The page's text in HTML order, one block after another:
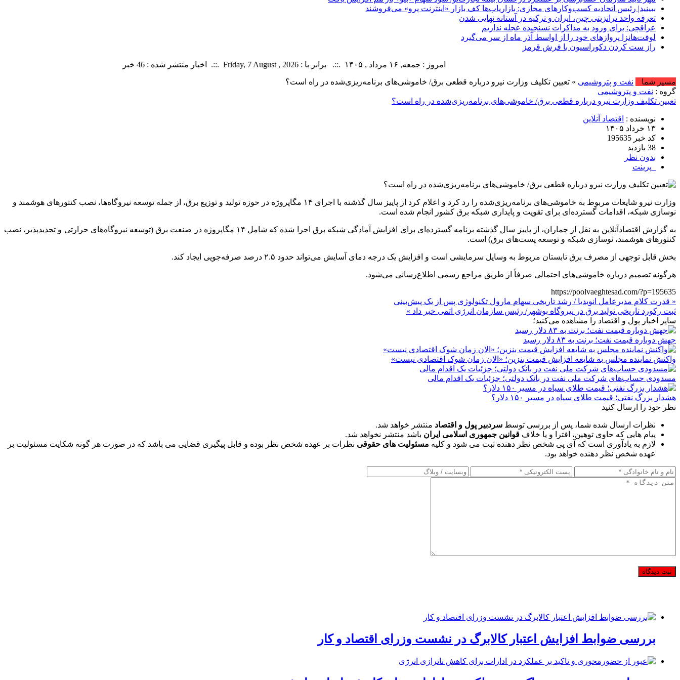
ببینید| رئیس اتحادیه کسب‌وکارهای مجازی: بازاریاب‌ها کف بازار «اینترنت پرو» می‌فروشند
تعرفه واحد ترانزیتی چین، ایران و ترکیه در آستانه نهایی شدن
عراقچی: برای ورود به مذاکرات نسنجیده عجله نداریم
لوفت‌هانزا پروازهای خود را از اواسط آذر ماه از سر می‌گیرد
راز ست کردن دکوراسیون با فرش قرمز
امروز : جمعه, ۱۶ مرداد , ۱۴۰۵ .::. برابر با : Friday, 7 August , 2026 .::. اخبار منتشر شده : 46 خبر
مسیر شما
نفت و پتروشیمی » تعیین تکلیف وزارت نیرو درباره قطعی برق/ خاموشی‌های برنامه‌ریزی‌شده در راه است؟
گروه : نفت و پتروشیمی
تعیین تکلیف وزارت نیرو درباره قطعی برق/ خاموشی‌های برنامه‌ریزی‌شده در راه است؟
نویسنده : اقتصاد آنلاین
۱۳ خرداد ۱۴۰۵
کد خبر 195635
38 بازدید
بدون نظر
پرینت
وزارت نیرو شایعات مربوط به خاموشی‌های برنامه‌ریزی‌شده را رد کرد و اعلام کرد از پاییز سال گذشته با اجرای ۱۴ مگاپروژه در حوزه تولید و توزیع برق، از جمله توسعه نیروگاه‌ها، نصب کنتور‌های هوشمند و
نوسازی شبکه، اقدامات گسترده‌ای برای تقویت و پایداری شبکه برق کشور انجام شده است.
به گزارش اقتصادآنلاین به نقل از جماران، از پاییز سال گذشته برنامه گسترده‌ای برای افزایش آمادگی شبکه برق اجرا شده که شامل ۱۴ مگاپروژه در صنعت برق (توسعه نیروگاه‌های حرارتی و تجدیدپذیر، نصب
کنتور‌های هوشمند، نوسازی شبکه و توسعه پست‌های برق) است.
بخش قابل توجهی از مصرف برق تابستان مربوط به وسایل سرمایشی است و افزایش یک درجه دمای آسایش می‌تواند حدود ۲.۵ درصد صرفه‌جویی ایجاد کند.
هرگونه تصمیم درباره خاموشی‌های احتمالی صرفاً از طریق مراجع رسمی اطلاع‌رسانی می‌شود.
https://poolvaeghtesad.com/?p=195635
« قدرت کلام مدیرعامل انویدیا / رشد تاریخی سهام مارول تکنولوژی پس از یک پیش‌بینی
ثبت رکورد تاریخی تولید برق در نیروگاه بوشهر/ رئیس سازمان انرژی اتمی خبر داد »
سایر اخبار پول و اقتصاد را مشاهده می‌کنید؛
جهش دوباره قیمت نفت؛ برنت به ۸۳ دلار رسید
واکنش نماینده مجلس به شایعه افزایش قیمت بنزین؛ «الان زمان شوک اقتصادی نیست»
مسدودی حساب‌های شرکت ملی نفت در بانک دولتی؛ جزئیات یک اقدام مالی
هشدار بزرگ نفتی؛ قیمت طلای سیاه در مسیر ۱۵۰ دلار؟
نظر خود را ارسال کنید
نظرات ارسال شده شما، پس از بررسی توسط سردبیر پول و اقتصاد منتشر خواهد شد.
پیام هایی که حاوی توهین، افترا و یا خلاف قوانین جمهوری اسلامی ایران باشد منتشر نخواهد شد.
لازم به یادآوری است که آی پی شخص نظر دهنده ثبت می شود و کلیه مسئولیت های حقوقی نظرات بر عهده شخص نظر بوده و قابل پیگیری قضایی می باشد که در صورت هر گونه شکایت مسئولیت بر
عهده شخص نظر دهنده خواهد بود.
بررسی ضوابط افزایش اعتبار کالابرگ در نشست وزرای اقتصاد و کار